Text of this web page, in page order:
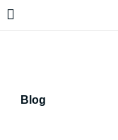

Blog